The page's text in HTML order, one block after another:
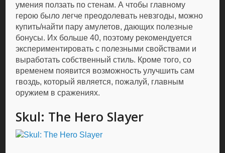
умения ползать по стенам. А чтобы главному
герою было легче преодолевать невзгоды, можно
купить/найти пару амулетов, дающих полезные
бонусы. Их больше 40, поэтому рекомендуется
экспериментировать с полезными свойствами и
выработать собственный стиль. Кроме того, со
временем появится возможность улучшить сам
гвоздь, который является, пожалуй, главным
оружием в сражениях.
Skul: The Hero Slayer